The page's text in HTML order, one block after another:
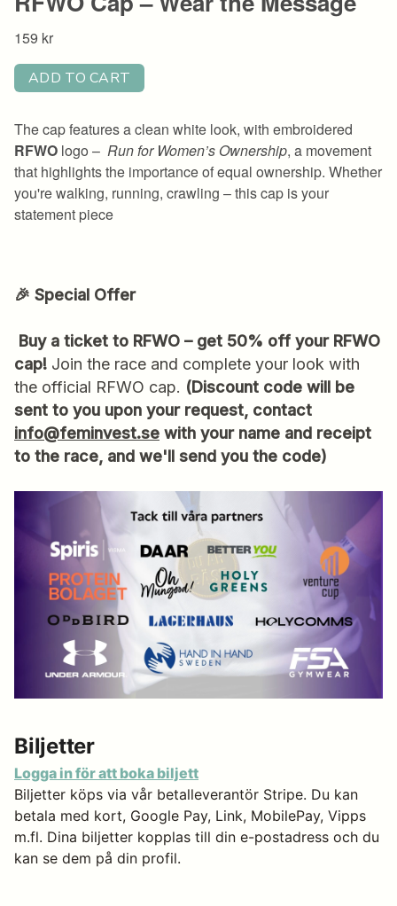
🎉 Special Offer
Buy a ticket to RFWO – get 50% off your RFWO
cap! Join the race and complete your look with
the official RFWO cap. (Discount code will be
sent to you upon your request, contact
info@feminvest.se with your name and receipt
to the race, and we'll send you the code)
Biljetter
Logga in för att boka biljett
Biljetter köps via vår betalleverantör Stripe. Du kan
betala med kort, Google Pay, Link, MobilePay, Vipps
m.fl. Dina biljetter kopplas till din e-postadress och du
kan se dem på din profil.